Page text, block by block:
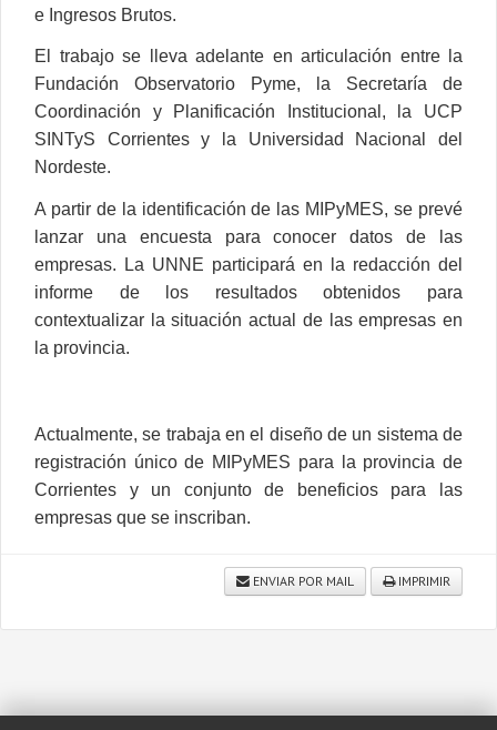
e Ingresos Brutos.
El trabajo se lleva adelante en articulación entre la
Fundación Observatorio Pyme, la Secretaría de
Coordinación y Planificación Institucional, la UCP
SINTyS Corrientes y la Universidad Nacional del
Nordeste.
A partir de la identificación de las MIPyMES, se prevé
lanzar una encuesta para conocer datos de las
empresas. La UNNE participará en la redacción del
informe de los resultados obtenidos para
contextualizar la situación actual de las empresas en
la provincia.
Actualmente, se trabaja en el diseño de un sistema de
registración único de MIPyMES para la provincia de
Corrientes y un conjunto de beneficios para las
empresas que se inscriban.
ENVIAR POR MAIL IMPRIMIR